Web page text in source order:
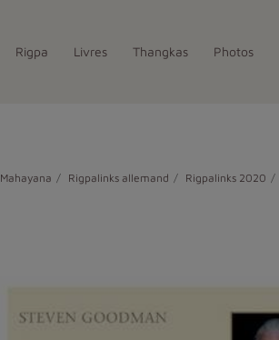
Rigpa Livres Thangkas Photos
Mahayana Rigpalinks allemand Rigpalinks 2020